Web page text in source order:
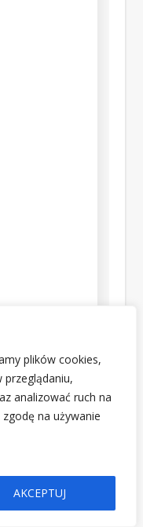
plików cookies,
przeglądaniu,
analizować ruch na
na używanie
AKCEPTUJ